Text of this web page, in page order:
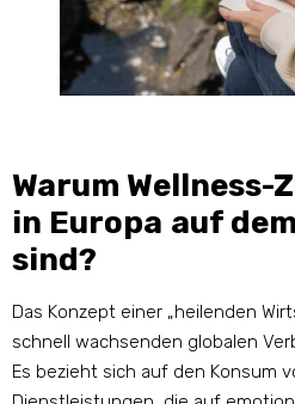
Warum
in Europa auf
sind?
Das Konzept einer „heilenden
schnell wachsenden globalen
Es bezieht sich auf den Konsum